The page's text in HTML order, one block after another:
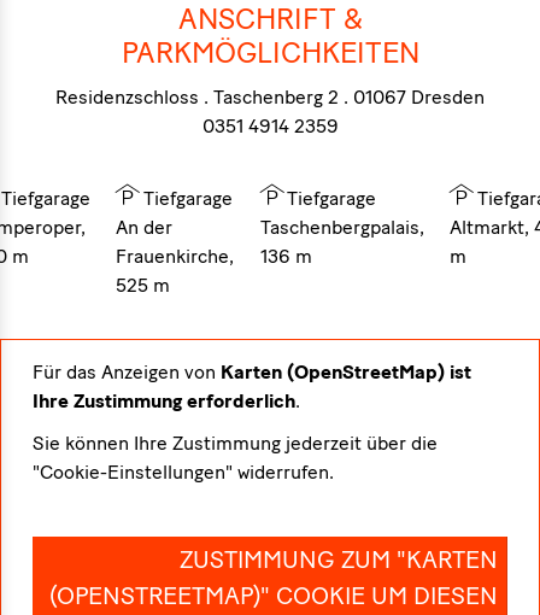
ANSCHRIFT &
PARKMÖGLICHKEITEN
Residenzschloss . Taschenberg 2 . 01067 Dresden
0351 4914 2359
Tiefgarage
m
Tiefgarage
An der
Frauenkirche,
525 m
Tiefgarage
Taschenbergpalais,
136 m
Altmarkt,
m
Für das Anzeigen von Karten (OpenStreetMap) ist
Ihre Zustimmung erforderlich.
Sie können Ihre Zustimmung jederzeit über die
"Cookie-Einstellungen" widerrufen.
ZUSTIMMUNG ZUM "KARTEN
(OPENSTREETMAP)" COOKIE UM DIESEN